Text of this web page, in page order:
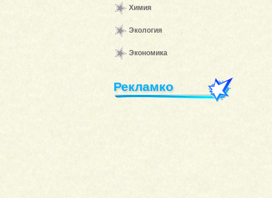
Химия
Экология
Экономика
Рекламко